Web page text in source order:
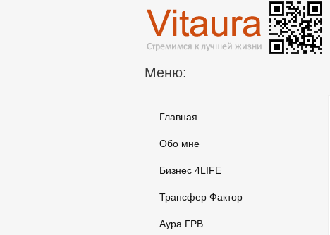
Меню:
Главная
Обо мне
Бизнес 4LIFE
Трансфер Фактор
Аура ГРВ